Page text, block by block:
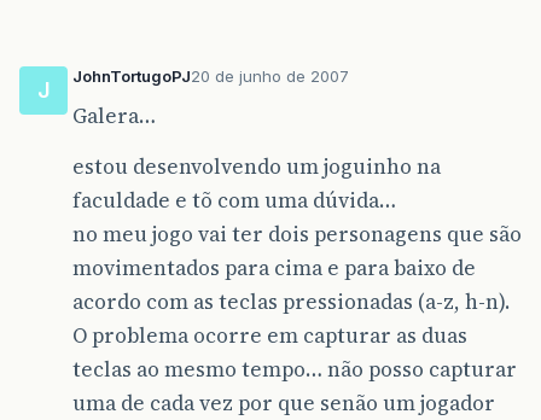
J
JohnTortugoPJ20 de junho de 2007
Galera…
estou desenvolvendo um joguinho na
faculdade e tõ com uma dúvida…
no meu jogo vai ter dois personagens que são
movimentados para cima e para baixo de
acordo com as teclas pressionadas (a-z, h-n).
O problema ocorre em capturar as duas
teclas ao mesmo tempo… não posso capturar
uma de cada vez por que senão um jogador